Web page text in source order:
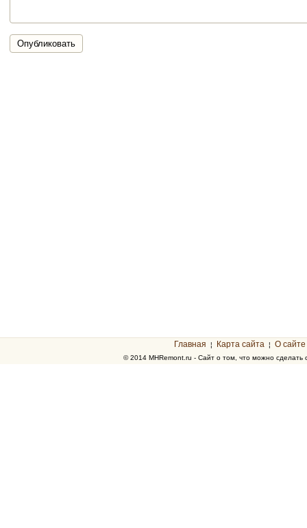
Опубликовать
Главная ¦ Карта сайта ¦ О сайте
© 2014 MHRemont.ru - Сайт о том, что можно сделать